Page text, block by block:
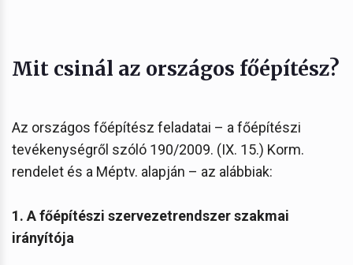
Mit csinál az országos főépítész?
Az országos főépítész feladatai – a főépítészi
tevékenységről szóló 190/2009. (IX. 15.) Korm.
rendelet és a Méptv. alapján – az alábbiak:
1. A főépítészi szervezetrendszer szakmai
irányítója